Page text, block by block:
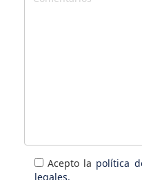
Acepto la política
legales.